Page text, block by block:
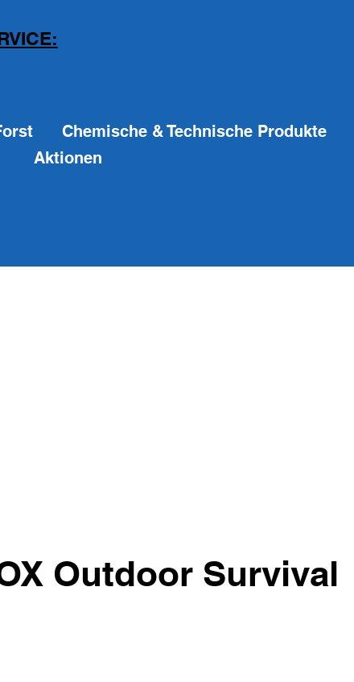
Chemische & Technische Produkte
Aktionen
Outdoor Survival